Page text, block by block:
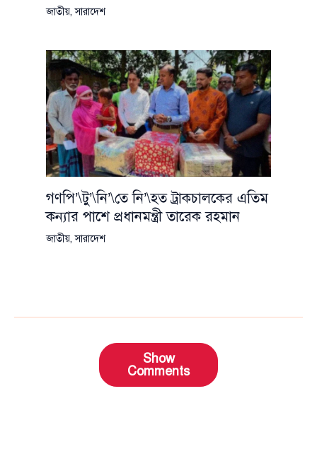
জাতীয়,সারাদেশ
গণপি’\টু’\নি’\তে নি’\হত ট্রাকচালকের এতিম
কন্যার পাশে প্রধানমন্ত্রী তারেক রহমান
জাতীয়,সারাদেশ
Show
Comments